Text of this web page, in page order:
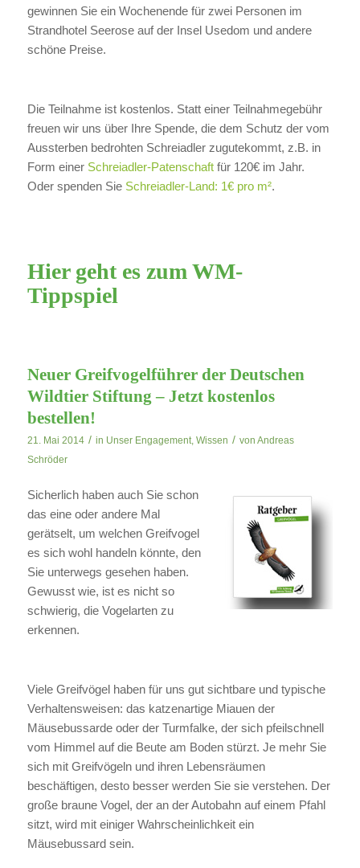
gewinnen Sie ein Wochenende für zwei Personen im
Strandhotel Seerose auf der Insel Usedom und andere
schöne Preise.
Die Teilnahme ist kostenlos. Statt einer Teilnahmegebühr
freuen wir uns über Ihre Spende, die dem Schutz der vom
Aussterben bedrohten Schreiadler zugutekommt, z.B. in
Form einer Schreiadler-Patenschaftfür 120€ im Jahr.
Oder spenden Sie Schreiadler-Land: 1€ pro m².
Hier geht es zum WM-
Tippspiel
Neuer Greifvogelführer der Deutschen
Wildtier Stiftung – Jetzt kostenlos
bestellen!
21. Mai 2014 / in Unser Engagement, Wissen / von Andreas
Schröder
Sicherlich haben auch Sie schon
das eine oder andere Mal
gerätselt, um welchen Greifvogel
es sich wohl handeln könnte, den
Sie unterwegs gesehen haben.
Gewusst wie, ist es nicht so
schwierig, die Vogelarten zu
erkennen.
Viele Greifvögel haben für uns gut sichtbare und typische
Verhaltensweisen: das katzenartige Miauen der
Mäusebussarde oder der Turmfalke, der sich pfeilschnell
vom Himmel auf die Beute am Boden stürzt. Je mehr Sie
sich mit Greifvögeln und ihren Lebensräumen
beschäftigen, desto besser werden Sie sie verstehen. Der
große braune Vogel, der an der Autobahn auf einem Pfahl
sitzt, wird mit einiger Wahrscheinlichkeit ein
Mäusebussard sein.